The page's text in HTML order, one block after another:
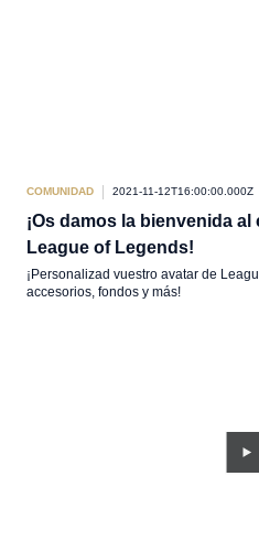
COMUNIDAD 2021-11-12T16:00:00.000Z
¡Os damos la bienvenida
League of Legends!
¡Personalizad vuestro avatar de
accesorios, fondos y más!